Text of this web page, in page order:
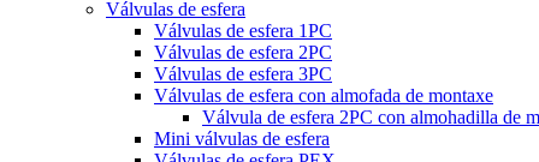
Válvulas de esfera
Válvulas de esfera 1PC
Válvulas de esfera 2PC
Válvulas de esfera 3PC
Válvulas de esfera con almofada de montaxe
Válvula de esfera 2PC con almohadilla de
Mini válvulas de esfera